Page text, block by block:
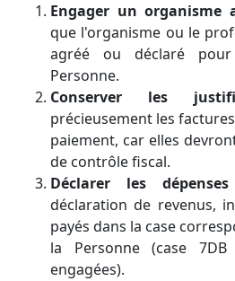
Engager un organisme
que l'organisme ou le
agréé ou déclaré
Personne.
Conserver les
précieusement les
paiement, car elles
de contrôle fiscal.
Déclarer les
déclaration de revenus,
payés dans la case
la Personne (case
engagées).